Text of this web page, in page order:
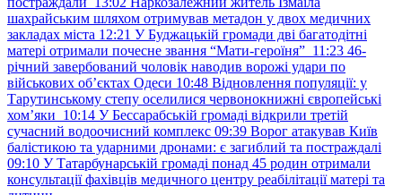
шахрайським шляхом отримував метадон у двох медичних
закладах міста 12:21 У Буджацькій громади дві багатодітні
матері отримали почесне звання “Мати-героїня” 11:23 46-
річний завербований чоловік наводив ворожі удари по
військових обʼєктах Одеси 10:48 Відновлення популяції: у
Тарутинському степу оселилися червонокнижні європейські
хом’яки 10:14 У Бессарабській громаді відкрили третій
сучасний водоочисний комплекс 09:39 Ворог атакував Київ
балістикою та ударними дронами: є загиблий та постраждалі
09:10 У Татарбунарській громаді понад 45 родин отримали
консультації фахівців медичного центру реабілітації матері та